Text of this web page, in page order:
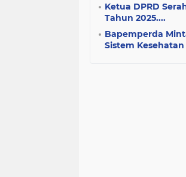
Ketua DPRD
Tahun 2025....
Bapemperda
Sistem